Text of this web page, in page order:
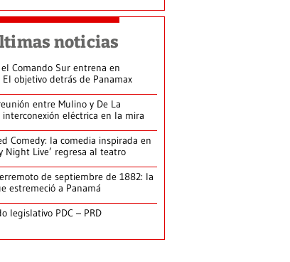
noticias
Comando Sur entrena en
El objetivo detrás de Panamax
entre Mulino y De La
interconexión eléctrica en la mira
Comedy: la comedia inspirada en
Night Live’ regresa al teatro
de septiembre de 1882: la
estremeció a Panamá
legislativo PDC – PRD